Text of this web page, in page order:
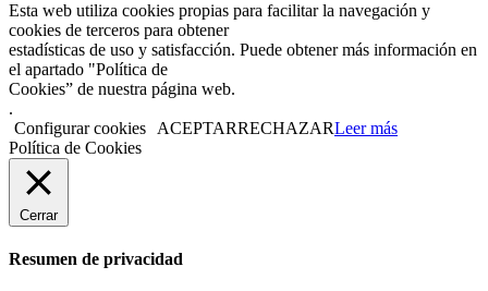
Esta web utiliza cookies propias para facilitar la navegación y
cookies de terceros para obtener
estadísticas de uso y satisfacción. Puede obtener más información en
el apartado "Política de
Cookies” de nuestra página web.
.
Configurar cookies
ACEPTARRECHAZARLeer más
Política de Cookies
Cerrar
Resumen de privacidad